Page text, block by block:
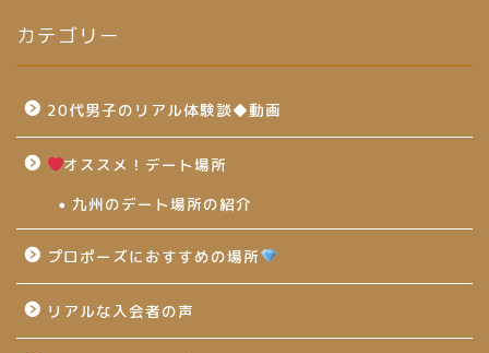
カテゴリー
20代男子のリアル体験談◆動画
オススメ！デート場所
九州のデート場所の紹介
プロポーズにおすすめの場所
リアルな入会者の声